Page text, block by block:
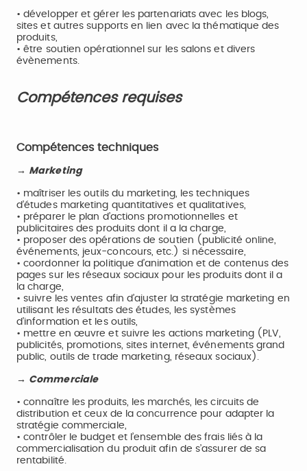
• développer et gérer les partenariats avec les blogs,
sites et autres supports en lien avec la thématique des
produits,
• être soutien opérationnel sur les salons et divers
évènements.
Compétences requises
Compétences techniques
→ Marketing
• maîtriser les outils du marketing, les techniques
d’études marketing quantitatives et qualitatives,
• préparer le plan d’actions promotionnelles et
publicitaires des produits dont il a la charge,
• proposer des opérations de soutien (publicité online,
événements, jeux-concours, etc.) si nécessaire,
• coordonner la politique d’animation et de contenus des
pages sur les réseaux sociaux pour les produits dont il a
la charge,
• suivre les ventes afin d’ajuster la stratégie marketing en
utilisant les résultats des études, les systèmes
d’information et les outils,
• mettre en œuvre et suivre les actions marketing (PLV,
publicités, promotions, sites internet, événements grand
public, outils de trade marketing, réseaux sociaux).
→ Commerciale
• connaître les produits, les marchés, les circuits de
distribution et ceux de la concurrence pour adapter la
stratégie commerciale,
• contrôler le budget et l’ensemble des frais liés à la
commercialisation du produit afin de s’assurer de sa
rentabilité.